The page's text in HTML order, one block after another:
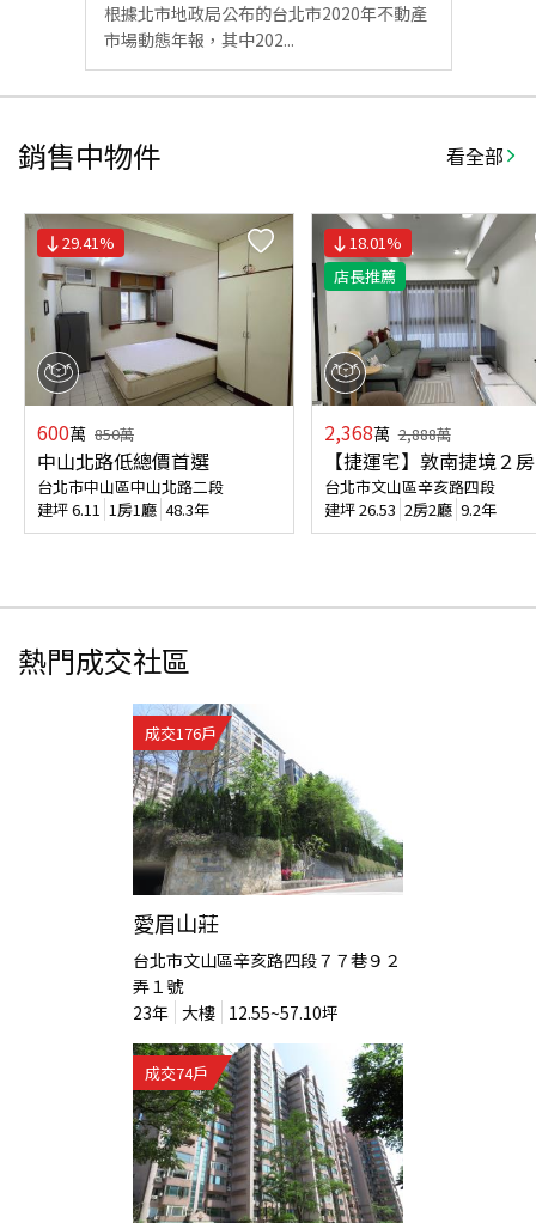
根據北市地政局公布的台北市2020年不動產
市場動態年報，其中202...
銷售中物件 看全部
29.41%
600萬 850萬
中山北路低總價首選
台北市中山區中山北路二段
建坪6.11 1房1廳 48.3年
18.01%
店長推薦
2,368萬 2,888萬
【捷運宅】敦南捷境２房
台北市文山區辛亥路四段
建坪26.53 2房2廳 9.2年
熱門成交社區
成交176戶
愛眉山莊
台北市文山區辛亥路四段７７巷９２
弄１號
23年 大樓 12.55~57.10坪
成交74戶